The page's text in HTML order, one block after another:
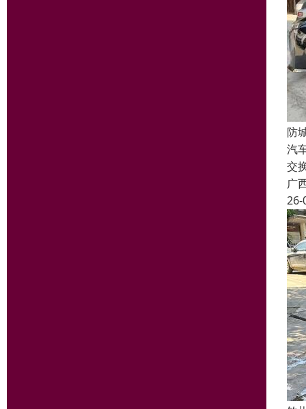
防
汽
交
广
26-